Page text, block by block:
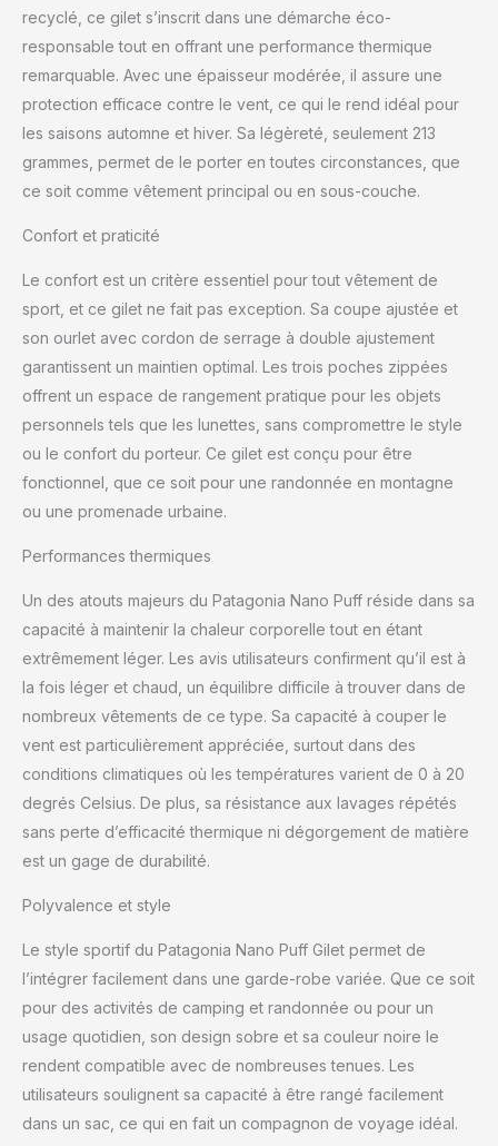
recyclé, ce gilet s’inscrit dans une démarche éco-
responsable tout en offrant une performance thermique
remarquable. Avec une épaisseur modérée, il assure une
protection efficace contre le vent, ce qui le rend idéal pour
les saisons automne et hiver. Sa légèreté, seulement 213
grammes, permet de le porter en toutes circonstances, que
ce soit comme vêtement principal ou en sous-couche.
Confort et praticité
Le confort est un critère essentiel pour tout vêtement de
sport, et ce gilet ne fait pas exception. Sa coupe ajustée et
son ourlet avec cordon de serrage à double ajustement
garantissent un maintien optimal. Les trois poches zippées
offrent un espace de rangement pratique pour les objets
personnels tels que les lunettes, sans compromettre le style
ou le confort du porteur. Ce gilet est conçu pour être
fonctionnel, que ce soit pour une randonnée en montagne
ou une promenade urbaine.
Performances thermiques
Un des atouts majeurs du Patagonia Nano Puff réside dans sa
capacité à maintenir la chaleur corporelle tout en étant
extrêmement léger. Les avis utilisateurs confirment qu’il est à
la fois léger et chaud, un équilibre difficile à trouver dans de
nombreux vêtements de ce type. Sa capacité à couper le
vent est particulièrement appréciée, surtout dans des
conditions climatiques où les températures varient de 0 à 20
degrés Celsius. De plus, sa résistance aux lavages répétés
sans perte d’efficacité thermique ni dégorgement de matière
est un gage de durabilité.
Polyvalence et style
Le style sportif du Patagonia Nano Puff Gilet permet de
l’intégrer facilement dans une garde-robe variée. Que ce soit
pour des activités de camping et randonnée ou pour un
usage quotidien, son design sobre et sa couleur noire le
rendent compatible avec de nombreuses tenues. Les
utilisateurs soulignent sa capacité à être rangé facilement
dans un sac, ce qui en fait un compagnon de voyage idéal.